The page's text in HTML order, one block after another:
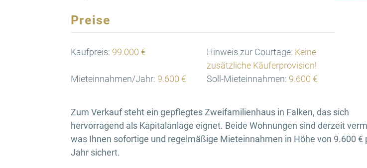
Preise
Kaufpreis: 99.000 € Hinweis zur Courtage: Keine
zusätzliche Käuferprovision!
Mieteinnahmen/Jahr: 9.600 € Soll-Mieteinnahmen: 9.600 €
Zum Verkauf steht ein gepflegtes Zweifamilienhaus in Falken, das sich
hervorragend als Kapitalanlage eignet. Beide Wohnungen sind derzeit
was Ihnen sofortige und regelmäßige Mieteinnahmen in Höhe von 9.600 €
Jahr sichert.